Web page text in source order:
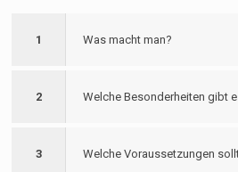
1 Was macht man?
2 Welche Besonderheiten gibt
3 Welche Voraussetzungen